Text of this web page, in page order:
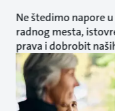
Ne štedimo napore
radnog mesta,
prava i dobrobit